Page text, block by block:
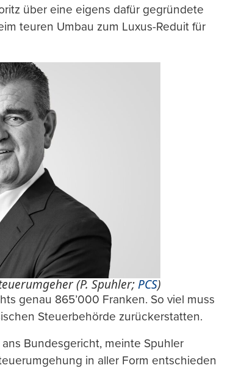
über eine eigens dafür gegründete
teuren Umbau zum Luxus-Reduit für
(P. Spuhler;PCS)
genau 865’000 Franken. So viel muss
Steuerbehörde zurückerstatten.
Bundesgericht, meinte Spuhler
in aller Form entschieden